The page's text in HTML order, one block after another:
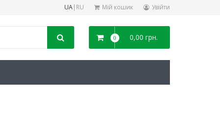
UA| RU Мій кошик Увійти
0 0,00 грн.